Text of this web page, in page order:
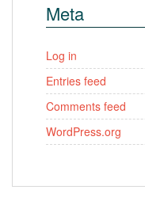
Meta
Log in
Entries feed
Comments feed
WordPress.org